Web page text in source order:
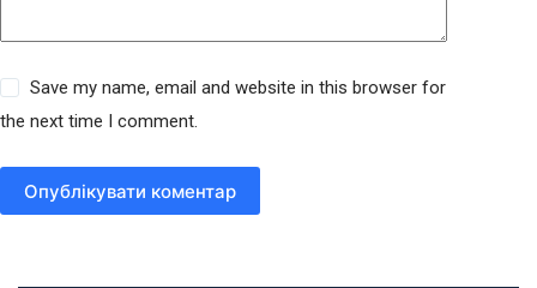
Save my name, email and website in this browser for
the next time I comment.
Опублікувати коментар